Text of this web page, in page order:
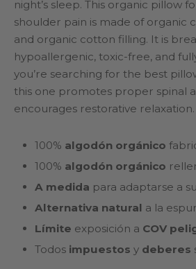
hasta
US$192
night’s sleep. This organic pillow
shoulder pain is made of organic
and organic cotton filling. It is
hypoallergenic, toxic-free, and
you’re searching for the best
this one promotes proper spinal
encourages restorative relaxation.
100% algodón orgánico
100% algodón orgánico
A medida para adaptarse a
Alternativa natural a la
Límite exposición a COV
Todos impuestos y deberes